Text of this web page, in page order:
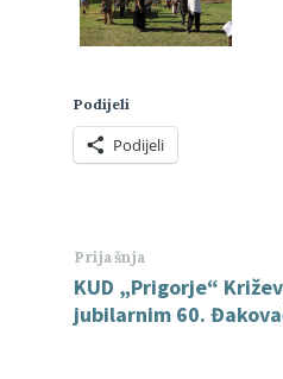
Podijeli
Podijeli
Prijašnja
KUD „Prigorje“
jubilarnim 60.